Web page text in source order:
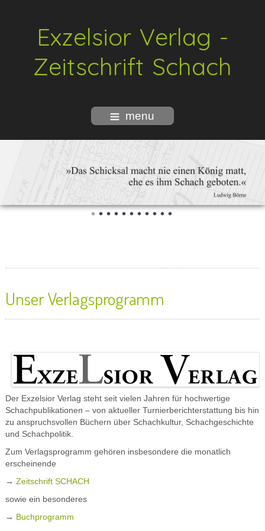
Exzelsior Verlag -
Zeitschrift Schach
menu
Unser Verlagsprogramm
Der Exzelsior Verlag steht seit vielen Jahren für hochwertige
Schachpublikationen – von aktueller Turnierberichterstattung bis hin
zu anspruchsvollen Büchern über Schachkultur, Schachgeschichte
und Schachpolitik.
Zum Verlagsprogramm gehören insbesondere die monatlich
erscheinende
→ Zeitschrift SCHACH
sowie ein besonderes
→ Buchprogramm